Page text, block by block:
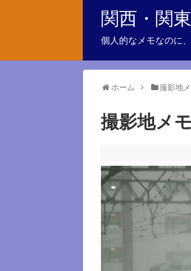
関西・関
個人的なメモなのに
ホーム 撮影地
撮影地メ